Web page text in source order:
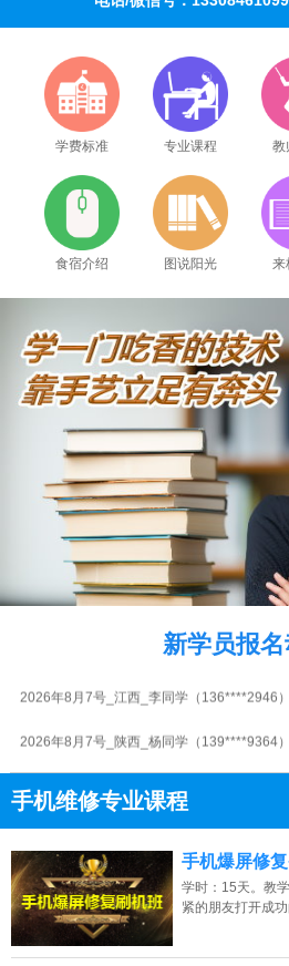
学费标准 专业课程 教
食宿介绍 图说阳光 来
新学员报
2026年8月7号_贵州_陈同学（156****5585）
2026年8月7号_广西_卢同学（133****1991）
2026年8月7号_江苏_刘同学（131****0555
2026年8月7号_江西_李同学（136****2946）
2026年8月7号_陕西_杨同学（139****9364）
2026年8月7号_广东_田同学（151****3434
2026年8月7号_福建_陈同学（134****5082
2026年8月7号_广东_胡同学（184****7600
2026年8月7号_山东_朱同学（151****1925
手机维修专业课程
点击免费咨询电话：手机爆屏修
学时：15天。教
紧的朋友打开成